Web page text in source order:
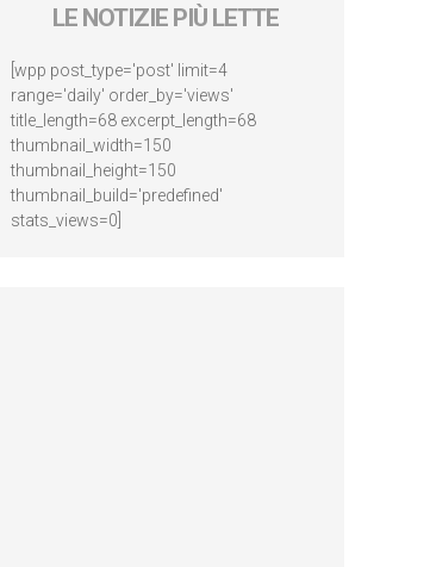
LE NOTIZIE PIÙ LETTE
[wpp post_type='post' limit=4
range='daily' order_by='views'
title_length=68 excerpt_length=68
thumbnail_width=150
thumbnail_height=150
thumbnail_build='predefined'
stats_views=0]